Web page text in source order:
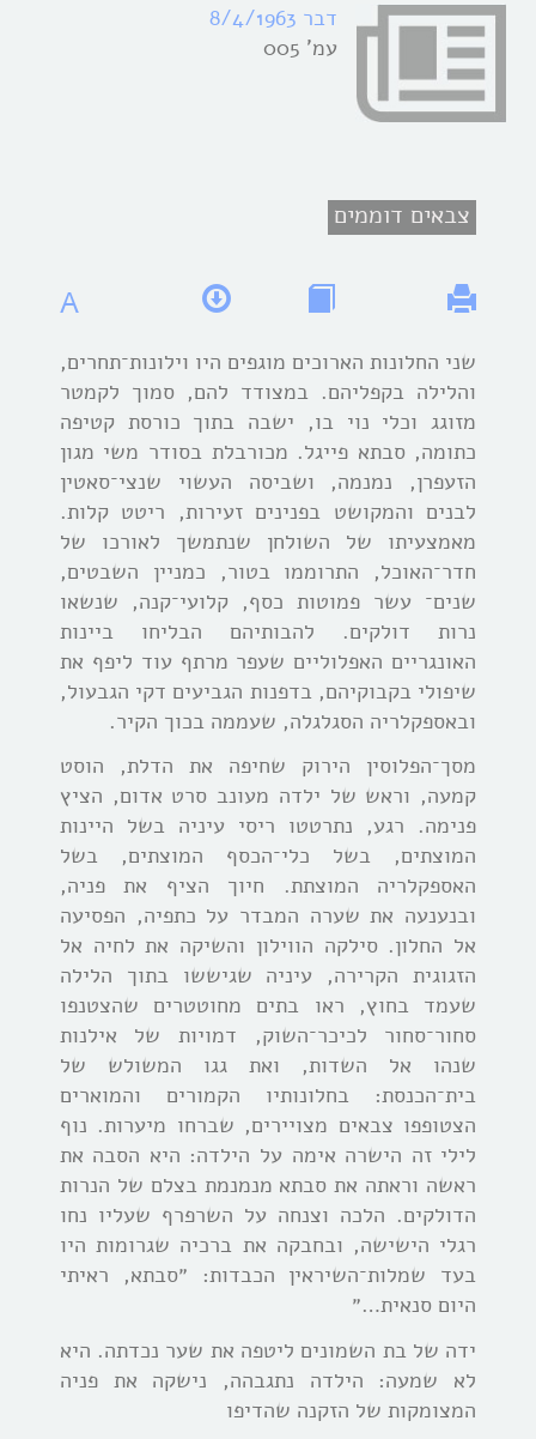
דבר 8/4/1963
עמ' 005
צבאים דוממים
A
שני החלונות הארוכים מוגפים היו וילונות־תחרים,
והלילה בקפליהם. במצודד להם, סמוך לקמטר
מזוגג וכלי נוי בו, ישבה בתוך כורסת קטיפה
כתומה, סבתא פייגל. מכורבלת בסודר משי מגון
הזעפרן, נמנמה, ושביסה העשוי שנצי־סאטין
לבנים והמקושט בפנינים זעירות, ריטט קלות.
מאמצעיתו של השולחן שנתמשך לאורכו של
חדר־האוכל, התרוממו בטור, כמניין השבטים,
שנים־ עשר פמוטות כסף, קלועי־קנה, שנשאו
נרות דולקים. להבותיהם הבליחו ביינות
האונגריים האפלוליים שעפר מרתף עוד ליפף את
שיפולי בקבוקיהם, בדפנות הגביעים דקי הגבעול,
ובאספקלריה הסגלגלה, שעממה בכוך הקיר.
מסך־הפלוסין הירוק שחיפה את הדלת, הוסט
קמעה, וראש של ילדה מעונב סרט אדום, הציץ
פנימה. רגע, נתרטטו ריסי עיניה בשל היינות
המוצתים, בשל כלי־הכסף המוצתים, בשל
האספקלריה המוצתת. חיוך הציף את פניה,
ובנענעה את שערה המבדר על כתפיה, הפסיעה
אל החלון. סילקה הווילון והשיקה את לחיה אל
הזגוגית הקרירה, עיניה שגיששו בתוך הלילה
שעמד בחוץ, ראו בתים מחוטטרים שהצטנפו
סחור־סחור לכיכר־השוק, דמויות של אילנות
שנהו אל השדות, ואת גגו המשולש של
בית־הכנסת: בחלונותיו הקמורים והמוארים
הצטופפו צבאים מצויירים, שברחו מיערות. נוף
לילי זה הישרה אימה על הילדה: היא הסבה את
ראשה וראתה את סבתא מנמנמת בצלם של הנרות
הדולקים. הלכה וצנחה על השרפרף שעליו נחו
רגלי הישישה, ובחבקה את ברכיה שגרומות היו
בעד שמלות־השיראין הכבדות: ״סבתא, ראיתי
היום סנאית…״
ידה של בת השמונים ליטפה את שער נכדתה. היא
לא שמעה: הילדה נתגבהה, נישקה את פניה
המצומקות של הזקנה שהדיפו